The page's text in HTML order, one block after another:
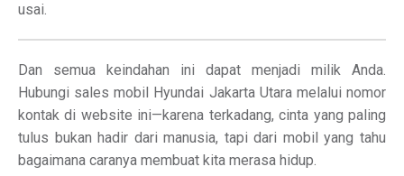
usai.
Dan semua keindahan ini dapat menjadi milik Anda.
Hubungi sales mobil Hyundai Jakarta Utara melalui nomor
kontak di website ini—karena terkadang, cinta yang paling
tulus bukan hadir dari manusia, tapi dari mobil yang tahu
bagaimana caranya membuat kita merasa hidup.